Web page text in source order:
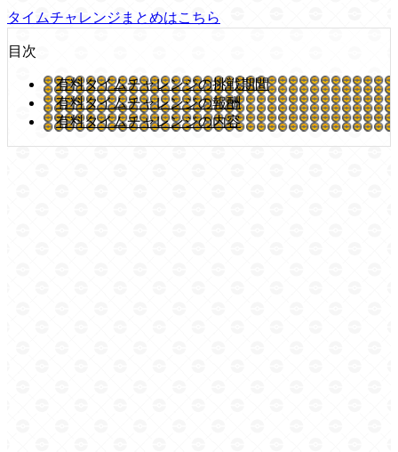
タイムチャレンジまとめはこちら
目次
有料タイムチャレンジの挑戦期間
有料タイムチャレンジの報酬
有料タイムチャレンジの内容